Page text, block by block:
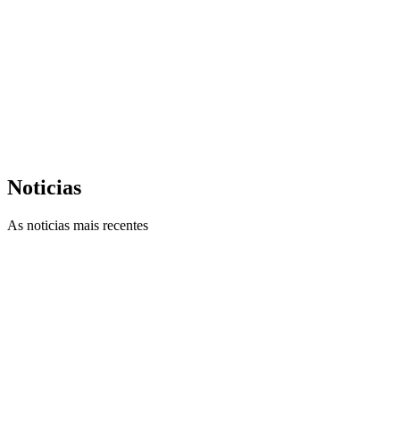
Noticias
As noticias mais recentes